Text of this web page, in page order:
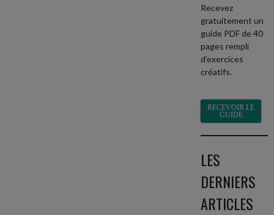
Recevez
gratuitement un
guide PDF de 40
pages rempli
d’exercices
créatifs.
RECEVOIR LE
GUIDE
LES
DERNIERS
ARTICLES